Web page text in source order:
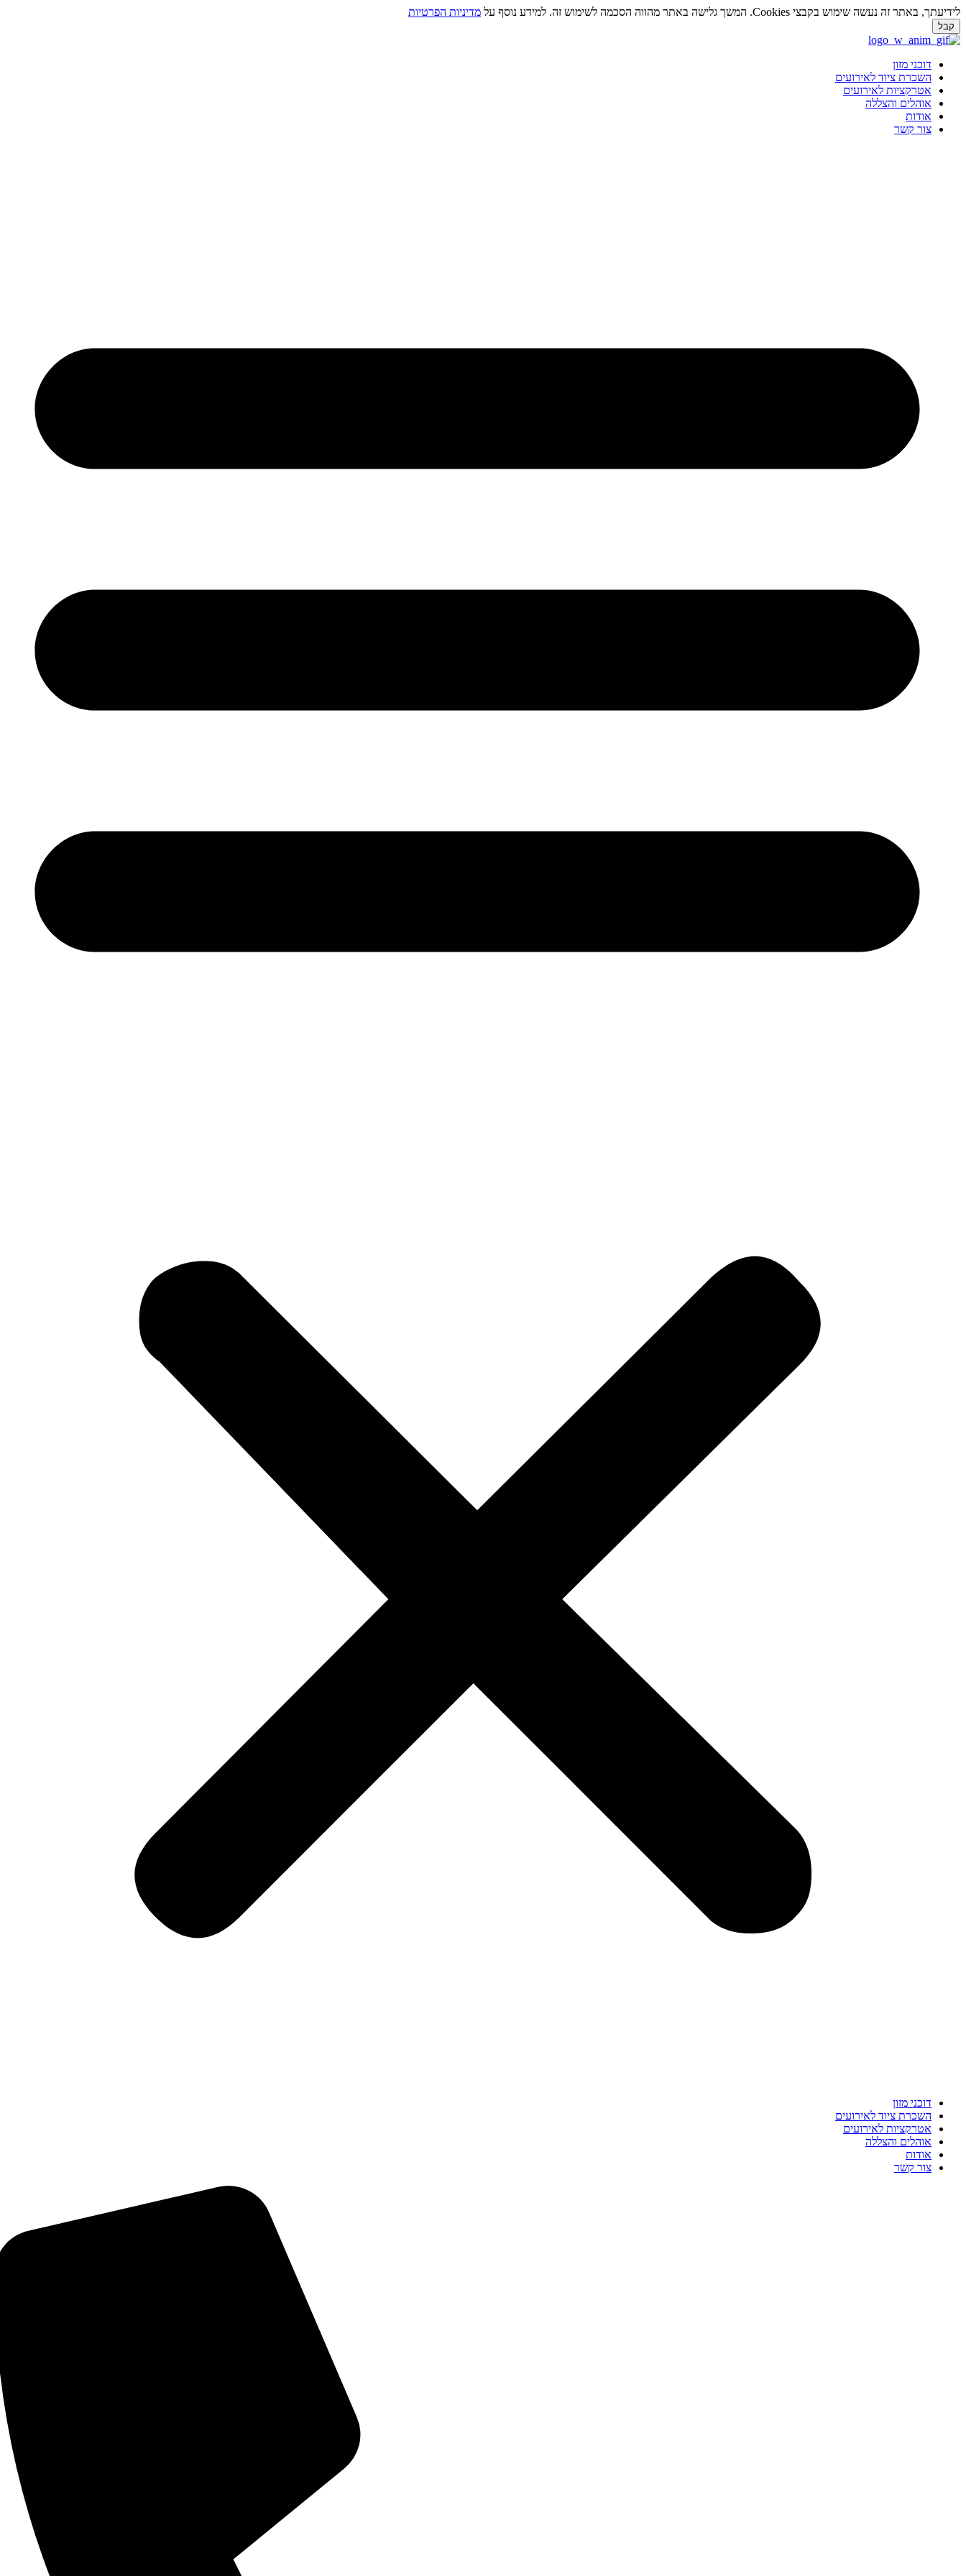
לידיעתך, באתר זה נעשה שימוש בקבצי Cookies. המשך גלישה באתר מהווה הסכמה לשימוש זה. למידע נוסף על מדיניות הפרטיות
קבל
דלג
דוכני מזון
השכרת ציוד לאירועים
אטרקציות לאירועים
אוהלים והצללה
אודות
צור קשר
דוכני מזון
השכרת ציוד לאירועים
אטרקציות לאירועים
אוהלים והצללה
אודות
צור קשר